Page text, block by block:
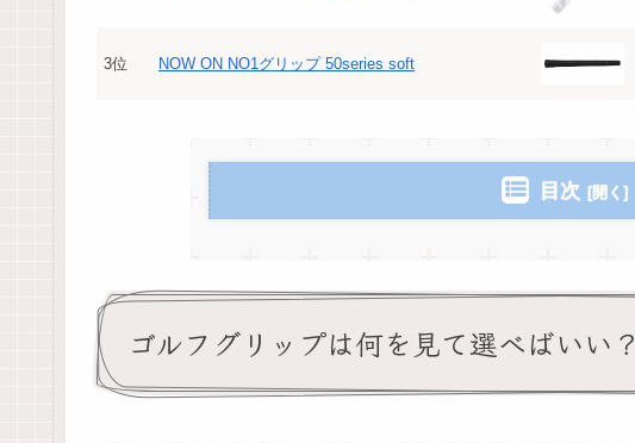
3位 NOW ON NO1グリップ 50series soft
目次
ゴルフグリップは何を見て選べばいい？